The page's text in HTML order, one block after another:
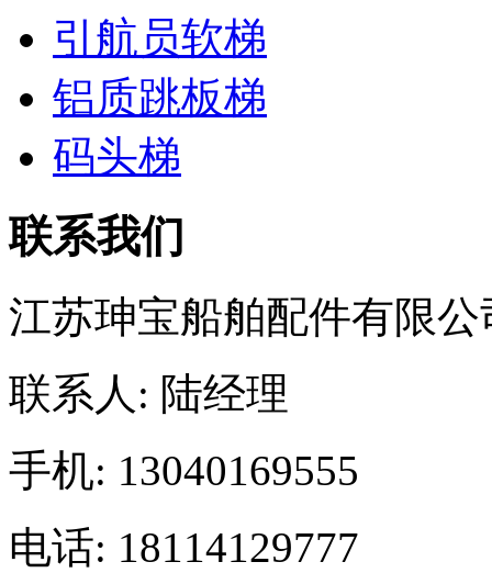
引航员软梯
铝质跳板梯
码头梯
联系我们
江苏珅宝船舶配件有限公
联系人: 陆经理
手机: 13040169555
电话: 18114129777